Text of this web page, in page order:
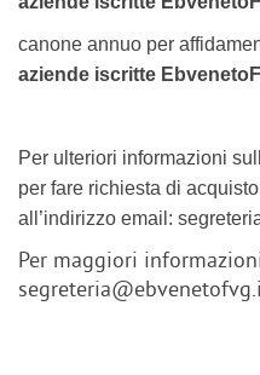
canone annuo per
aziende iscritte
Per ulteriori informazioni
per fare richiesta di
all’indirizzo email:
Per maggiori